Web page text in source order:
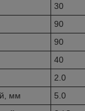
30
90
90
40
2.0
мм
5.0